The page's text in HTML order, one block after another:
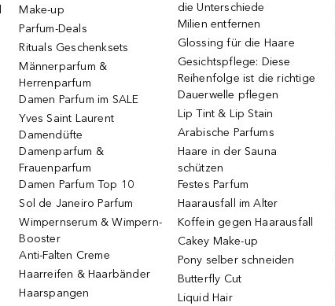
Make-up
Parfum-Deals
Rituals Geschenksets
Männerparfum &
Herrenparfum
Damen Parfum im SALE
Yves Saint Laurent
Damendüfte
Damenparfum &
Frauenparfum
Damen Parfum Top 10
Sol de Janeiro Parfum
Wimpernserum & Wimpern-
Booster
Anti-Falten Creme
Haarreifen & Haarbänder
Haarspangen
die Unterschiede
Milien entfernen
Glossing für die Haare
Gesichtspflege: Diese
Reihenfolge ist die richtige
Dauerwelle pflegen
Lip Tint & Lip Stain
Arabische Parfums
Haare in der Sauna
schützen
Festes Parfum
Haarausfall im Alter
Koffein gegen Haarausfall
Cakey Make-up
Pony selber schneiden
Butterfly Cut
Liquid Hair